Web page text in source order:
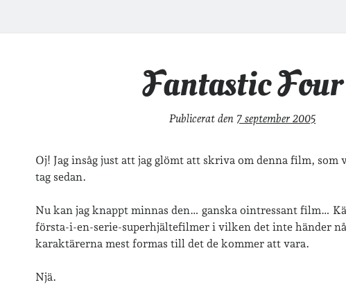
Fantastic Four
Publicerat den 7 september 2005
Oj! Jag insåg just att jag glömt att skriva om denna film, som
tag sedan.
Nu kan jag knappt minnas den… ganska ointressant film…
första-i-en-serie-superhjältefilmer i vilken det inte händer
karaktärerna mest formas till det de kommer att vara.
Njä.